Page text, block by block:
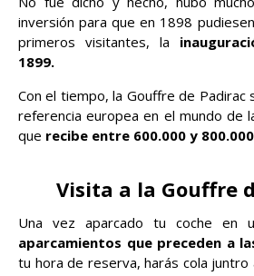
inversión para que en 1898
primeros visitantes, la
1899.
Con el tiempo, la Gouffre de Padirac
referencia europea en el mundo de
que recibe entre 600.000 y
Visita a la Gouffre
Una vez aparcado tu coche en
aparcamientos que preceden a
tu hora de reserva, harás cola juntro